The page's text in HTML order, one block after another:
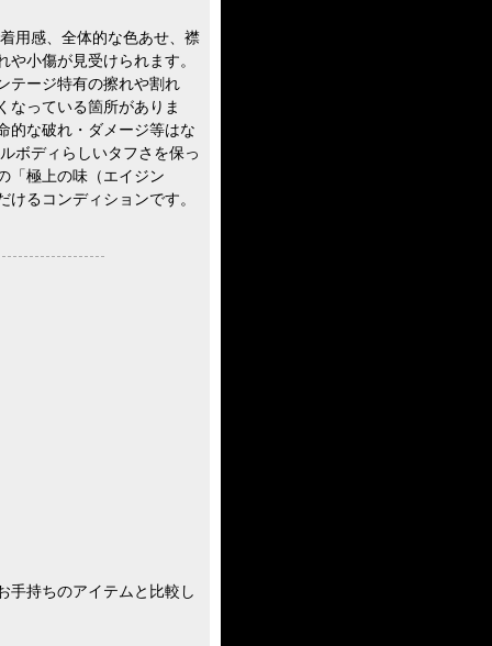
用感、全体的な色あせ、襟
小傷が見受けられます。
テージ特有の擦れや割れ
なっている箇所がありま
的な破れ・ダメージ等はな
ボディらしいタフさを保っ
「極上の味（エイジン
るコンディションです。
持ちのアイテムと比較し